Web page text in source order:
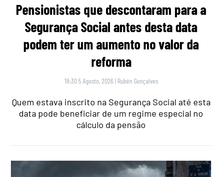
Pensionistas que descontaram para a
Segurança Social antes desta data
podem ter um aumento no valor da
reforma
18:30 5 Agosto, 2026 | Rubén Gonçalves
Quem estava inscrito na Segurança Social até esta
data pode beneficiar de um regime especial no
cálculo da pensão